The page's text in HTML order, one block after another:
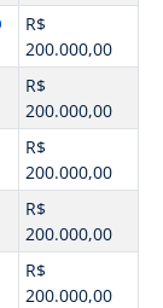
R$
200.000,00
R$
200.000,00
R$
200.000,00
R$
200.000,00
R$
200.000,00